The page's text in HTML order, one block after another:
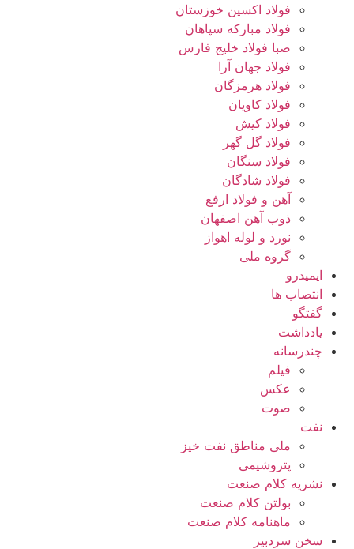
فولاد اکسین خوزستان
فولاد مبارکه سپاهان
صبا فولاد خلیج فارس
فولاد جهان آرا
فولاد هرمزگان
فولاد کاویان
فولاد کیش
فولاد گل گهر
فولاد سنگان
فولاد شادگان
آهن و فولاد ارفع
ذوب آهن اصفهان
نورد و لوله اهواز
گروه ملی
ایمیدرو
انتصاب ها
گفتگو
یادداشت
چندرسانه
فیلم
عکس
صوت
نفت
ملی مناطق نفت خیز
پتروشیمی
نشریه کلام صنعت
بولتن کلام صنعت
ماهنامه کلام صنعت
سخن سردبیر